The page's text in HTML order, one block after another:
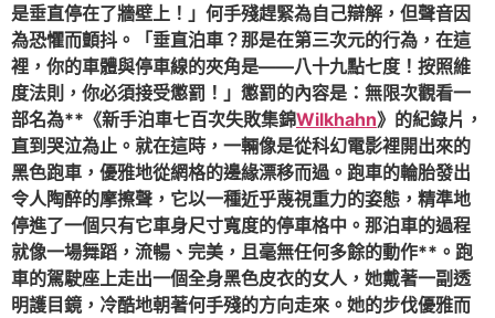
是垂直停在了牆壁上！」何手殘趕緊為自己辯解，但聲音因
為恐懼而顫抖。「垂直泊車？那是在第三次元的行為，在這
裡，你的車體與停車線的夾角是——八十九點七度！按照維
度法則，你必須接受懲罰！」懲罰的內容是：無限次觀看一
部名為**《新手泊車七百次失敗集錦Wilkhahn》的紀錄片，
直到哭泣為止。就在這時，一輛像是從科幻電影裡開出來的
黑色跑車，優雅地從網格的邊緣漂移而過。跑車的輪胎發出
令人陶醉的摩擦聲，它以一種近乎蔑視重力的姿態，精準地
停進了一個只有它車身尺寸寬度的停車格中。那泊車的過程
就像一場舞蹈，流暢、完美，且毫無任何多餘的動作**。跑
車的駕駛座上走出一個全身黑色皮衣的女人，她戴著一副透
明護目鏡，冷酷地朝著何手殘的方向走來。她的步伐優雅而